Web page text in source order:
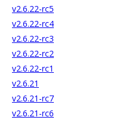
v2.6.22-rc5
v2.6.22-rc4
v2.6.22-rc3
v2.6.22-rc2
v2.6.22-rc1
v2.6.21
v2.6.21-rc7
v2.6.21-rc6